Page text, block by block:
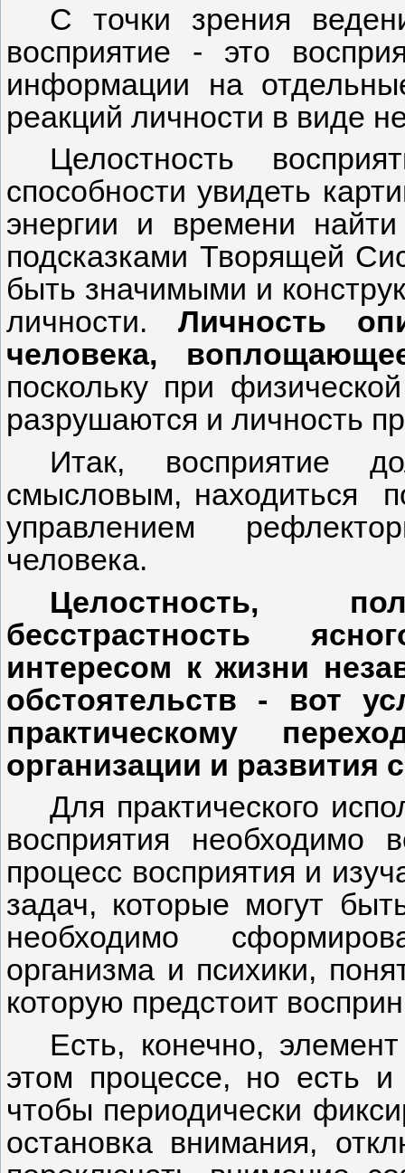
С точки зрения
восприятие - это
информации на
реакций личности в виде
Целостность
способности увидеть
энергии и времени
подсказками Творящей
быть значимыми и
личности. Личность
человека,
поскольку при
разрушаются и личность
Итак, восприятие
смысловым, находиться
управлением
человека.
Целостность,
бесстрастность
интересом к жизни
обстоятельств - вот
практическому
организации и развития
Для практического
восприятия необходимо
процесс восприятия и
задач, которые могут
необходимо
организма и психики,
которую предстоит
Есть, конечно,
этом процессе, но есть
чтобы периодически
остановка внимания,